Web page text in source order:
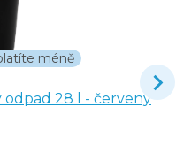
méně
28 l - červený